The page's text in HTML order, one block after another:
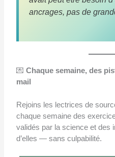
ancrages, pas de
💌 Chaque semaine, des
mail
Rejoins les lectrices de
chaque semaine des
validés par la science et des
d’elles — sans culpabilité.